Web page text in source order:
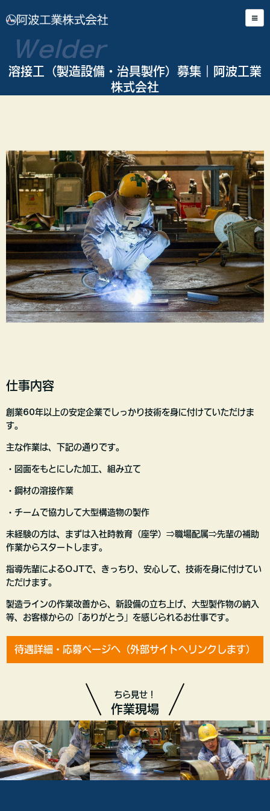
Welder
溶接工（製造設備・治具製作）募集｜阿波工業
株式会社
仕事内容
創業60年以上の安定企業でしっかり技術を身に付けていただけま
す。
主な作業は、下記の通りです。
・図面をもとにした加工、組み立て
・鋼材の溶接作業
・チームで協力して大型構造物の製作
未経験の方は、まずは入社時教育（座学）⇒職場配属⇒先輩の補助
作業からスタートします。
指導先輩によるOJTで、きっちり、安心して、技術を身に付けてい
ただけます。
製造ラインの作業改善から、新設備の立ち上げ、大型製作物の納入
等、お客様からの「ありがとう」を感じられるお仕事です。
待遇詳細・応募ページへ（外部サイトへリンクします）
ちら見せ！
作業現場